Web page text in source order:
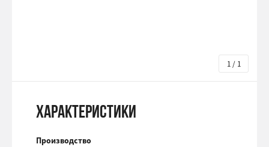
1 / 1
Характеристики
Производство